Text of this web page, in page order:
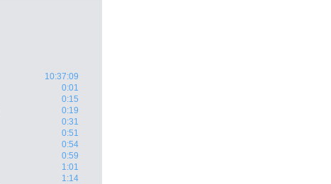
10:37:09
0:01
0:15
0:19
0:31
0:51
0:54
0:59
1:01
1:14